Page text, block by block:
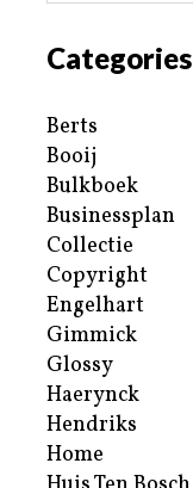
Categories
Berts
Booij
Bulkboek
Businessplan
Collectie
Copyright
Engelhart
Gimmick
Glossy
Haerynck
Hendriks
Home